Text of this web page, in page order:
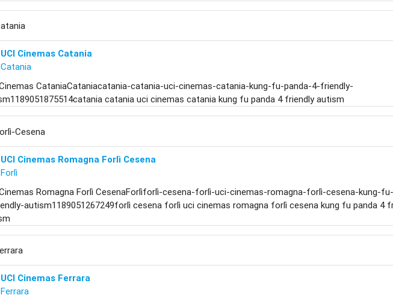
UCI Cinemas Catania
Catania
CataniaCataniacatania-catania-uci-cinemas-catania-kung-fu-panda-4-friendly-
catania uci cinemas catania kung fu panda 4 friendly autism
Cesena
UCI Cinemas Romagna Forlì Cesena
Forlì
Romagna Forlì CesenaForlìforlì-cesena-forlì-uci-cinemas-romagna-forlì-cesena-kung-
autism1189051267249forlì cesena forlì uci cinemas romagna forlì cesena kung fu panda 4
UCI Cinemas Ferrara
Ferrara